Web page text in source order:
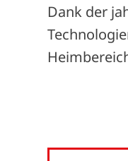
Dank der